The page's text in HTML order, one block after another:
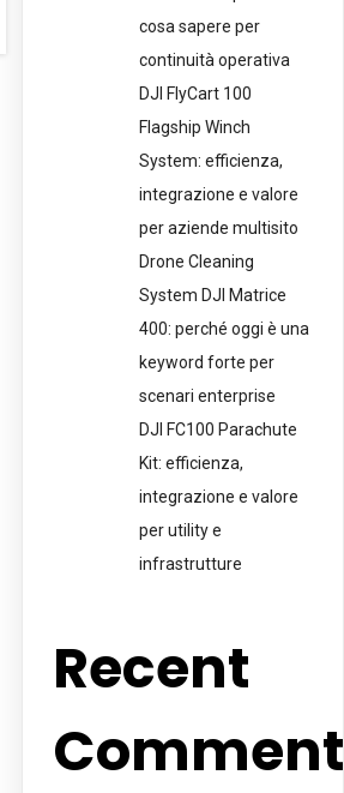
cosa sapere per
continuità operativa
DJI FlyCart 100
Flagship Winch
System: efficienza,
integrazione e valore
per aziende multisito
Drone Cleaning
System DJI Matrice
400: perché oggi è una
keyword forte per
scenari enterprise
DJI FC100 Parachute
Kit: efficienza,
integrazione e valore
per utility e
infrastrutture
Recent